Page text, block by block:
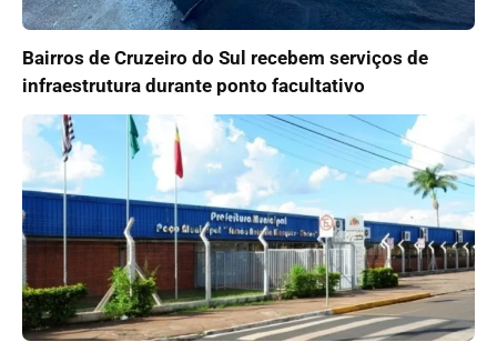
Bairros de Cruzeiro do Sul recebem serviços de
infraestrutura durante ponto facultativo